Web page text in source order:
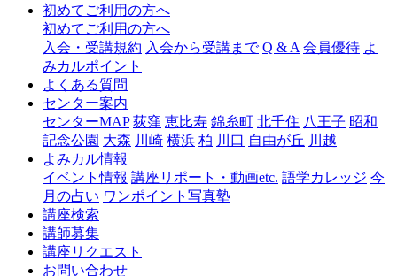
ャ
千
初めてご利用の方へ
初めてご利用の方へ
入会・受講規約 入会から受講まで Q & A 会員優待 よ
みカルポイント
よくある質問
センター案内
センターMAP 荻窪 恵比寿 錦糸町 北千住 八王子 昭和
記念公園 大森 川崎 横浜 柏 川口 自由が丘 川越
よみカル情報
イベント情報 講座リポート・動画etc. 語学カレッジ 今
月の占い ワンポイント写真塾
講座検索
講師募集
講座リクエスト
お問い合わせ